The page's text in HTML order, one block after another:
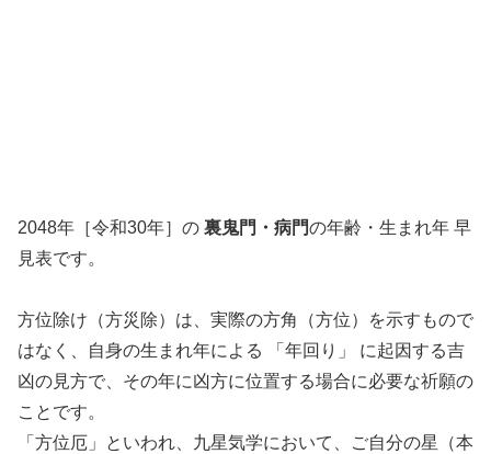
2048年［令和30年］の 裏鬼門・病門の年齢・生まれ年 早
見表です。
方位除け（方災除）は、実際の方角（方位）を示すもので
はなく、自身の生まれ年による 「年回り」 に起因する吉
凶の見方で、その年に凶方に位置する場合に必要な祈願の
ことです。
「方位厄」といわれ、九星気学において、ご自分の星（本